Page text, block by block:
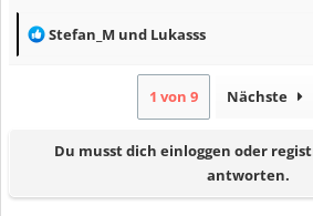
R
n
Stefan_M und Lukasss
1 von 9 Nächste
Du musst dich einloggen oder
antworten.